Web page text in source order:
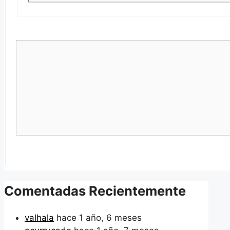
Comentadas Recientemente
valhala hace 1 año, 6 meses